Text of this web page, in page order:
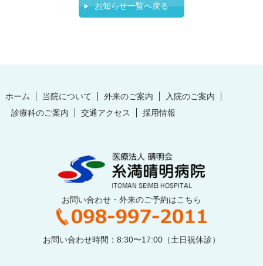
お知らせ一覧へ戻る
ホーム 当院について 外来のご案内
入院のご案内
診療科のご案内
交通アクセス 採用情報
お問い合わせ・外来のご予約はこちら
お問い合わせ時間：8:30〜17:00（土日祝休診）